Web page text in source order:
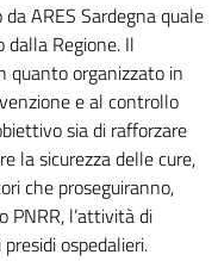
ARES Sardegna quale
Regione. Il
quanto organizzato in
e al controllo
sia di rafforzare
la sicurezza delle cure,
che proseguiranno,
PNRR, l’attività di
ospedalieri.